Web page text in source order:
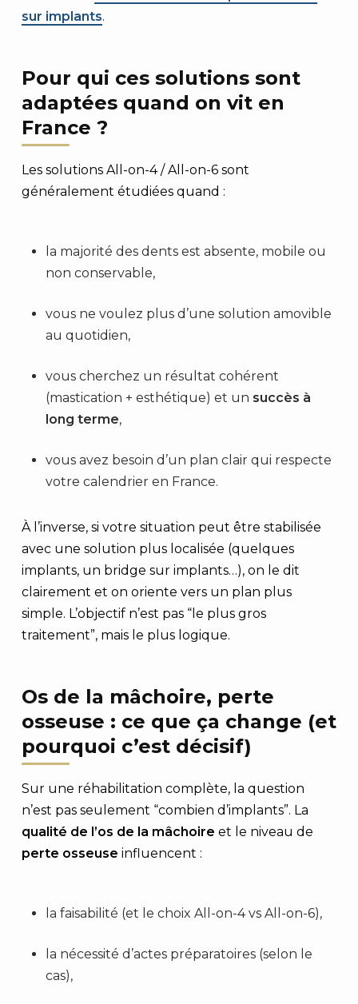
sur implants.
Pour qui ces solutions sont
adaptées quand on vit en
France ?
Les solutions All-on-4 / All-on-6 sont
généralement étudiées quand :
la majorité des dents est absente, mobile ou
non conservable,
vous ne voulez plus d’une solution amovible
au quotidien,
vous cherchez un résultat cohérent
(mastication + esthétique) et un succès à
long terme,
vous avez besoin d’un plan clair qui respecte
votre calendrier en France.
À l’inverse, si votre situation peut être stabilisée
avec une solution plus localisée (quelques
implants, un bridge sur implants…), on le dit
clairement et on oriente vers un plan plus
simple. L’objectif n’est pas “le plus gros
traitement”, mais le plus logique.
Os de la mâchoire, perte
osseuse : ce que ça change (et
pourquoi c’est décisif)
Sur une réhabilitation complète, la question
n’est pas seulement “combien d’implants”. La
qualité de l’os de la mâchoire et le niveau de
perte osseuse influencent :
la faisabilité (et le choix All-on-4 vs All-on-6),
la nécessité d’actes préparatoires (selon le
cas),